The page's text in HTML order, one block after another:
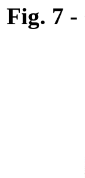
Fig. 7